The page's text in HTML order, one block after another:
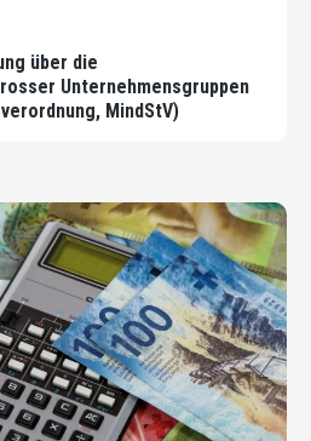
über die
Unternehmensgruppen
MindStV)